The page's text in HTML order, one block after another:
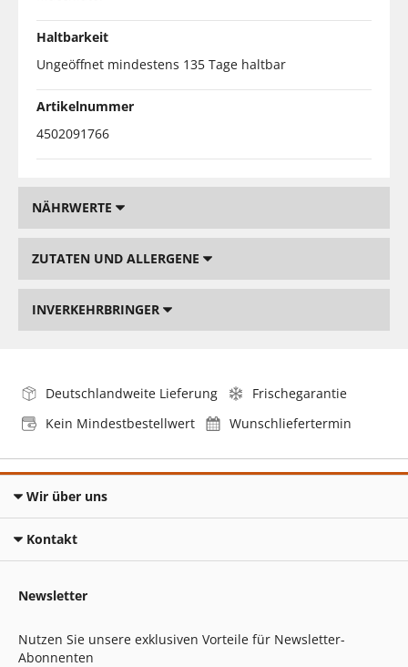
Haltbarkeit
Ungeöffnet mindestens 135 Tage haltbar
Artikelnummer
4502091766
NÄHRWERTE
ZUTATEN UND ALLERGENE
INVERKEHRBRINGER
Deutschlandweite Lieferung
Frischegarantie
Kein Mindestbestellwert
Wunschliefertermin
Wir über uns
Kontakt
Newsletter
Nutzen Sie unsere exklusiven Vorteile für Newsletter-
Abonnenten